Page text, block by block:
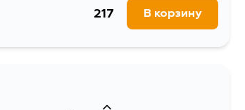
217 В корзину